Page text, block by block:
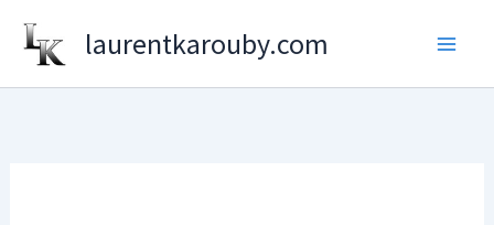
laurentkarouby.com